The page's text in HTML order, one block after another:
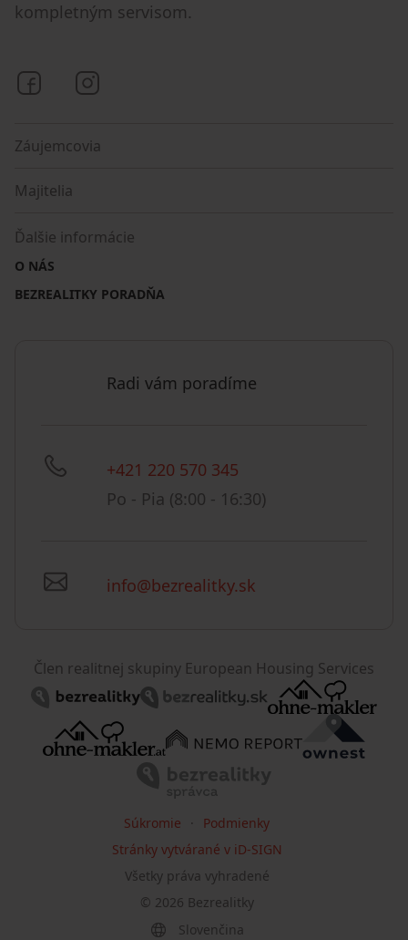
kompletným servisom.
Bezrealitky na Facebooku
Záujemcovia
Majitelia
Ďalšie informácie
O NÁS
BEZREALITKY PORADŇA
Radi vám poradíme
+421 220 570 345
Po - Pia (8:00 - 16:30)
info@bezrealitky.sk
Člen realitnej skupiny European Housing Services
© 2026 Bezrealitky
Všetky práva vyhradené
Súkromie
Podmienky
Stránky vytvárané v iD-SIGN
Slovenčina